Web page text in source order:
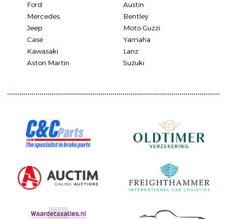
Ford
Austin
Mercedes
Bentley
Jeep
Moto Guzzi
Case
Yamaha
Kawasaki
Lanz
Aston Martin
Suzuki